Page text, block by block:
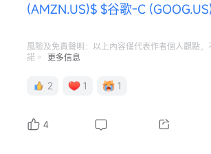
(AMZN.US)$ $谷歌-C
風險及免責聲明：以上內容僅代表作者個人觀點
諾。
更多信息
2 1 1
4